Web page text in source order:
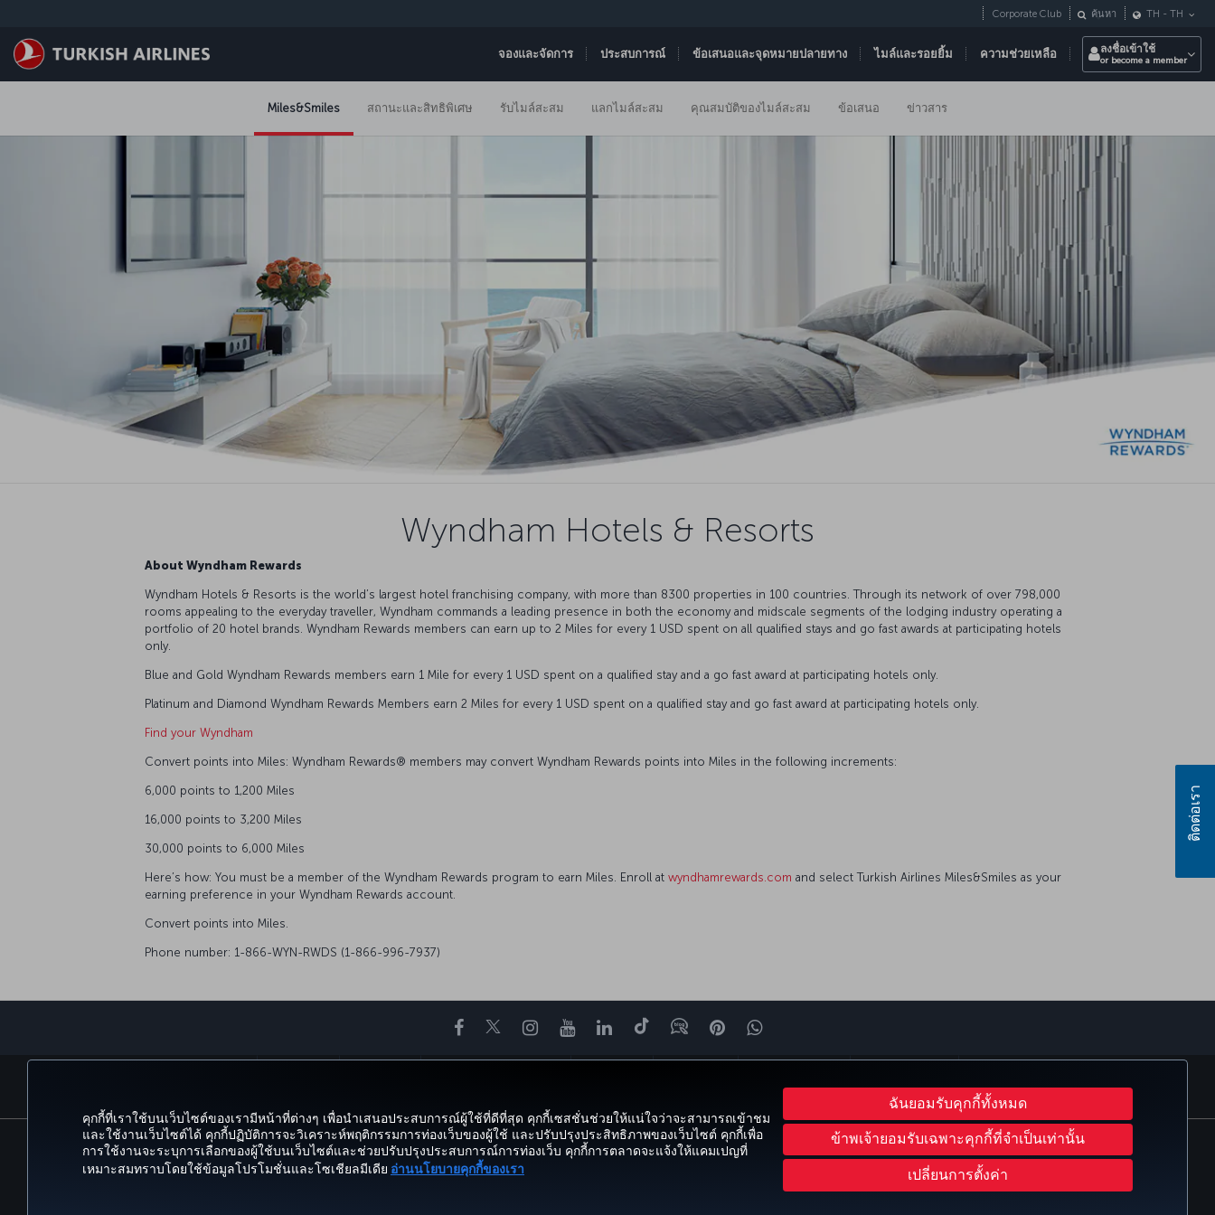
คุกกี้ที่เราใช้บนเว็บไซต์ของเรามีหน้าที่ต่างๆ เพื่อนำเสนอประสบการณ์ผู้ใช้ที่ดีที่สุด คุกกี้เซสชั่นช่วยให้แน่ใจว่าจะสามารถเข้าชม
และใช้งานเว็บไซต์ได้ คุกกี้ปฏิบัติการจะวิเคราะห์พฤติกรรมการท่องเว็บของผู้ใช้ และปรับปรุงประสิทธิภาพของเว็บไซต์ คุกกี้เพื่อ
การใช้งานจะระบุการเลือกของผู้ใช้บนเว็บไซต์และช่วยปรับปรุงประสบการณ์การท่องเว็บ คุกกี้การตลาดจะแจ้งให้แคมเปญที่
เหมาะสมทราบโดยใช้ข้อมูลโปรโมชั่นและโซเชียลมีเดีย อ่านนโยบายคุกกี้ของเรา
ฉันยอมรับคุกกี้ทั้งหมด
ข้าพเจ้ายอมรับเฉพาะคุกกี้ที่จำเป็นเท่านั้น
เปลี่ยนการตั้งค่า
จองและจัดการ ประสบการณ์ ข้อเสนอและจุดหมายปลายทาง ไมล์และรอยยิ้ม ความช่วยเหลือ
Corporate Club ค้นหา TH - TH
ลงชื่อเข้าใช้
or become a member
Miles&Smiles สถานะและสิทธิพิเศษ รับไมล์สะสม แลกไมล์สะสม คุณสมบัติของไมล์สะสม ข้อเสนอ ข่าวสาร
Wyndham Hotels & Resorts
About Wyndham Rewards
Wyndham Hotels & Resorts is the world’s largest hotel franchising company, with more than 8300 properties in 100 countries. Through its network of over 798,000
rooms appealing to the everyday traveller, Wyndham commands a leading presence in both the economy and midscale segments of the lodging industry operating a
portfolio of 20 hotel brands. Wyndham Rewards members can earn up to 2 Miles for every 1 USD spent on all qualified stays and go fast awards at participating hotels
only.
Blue and Gold Wyndham Rewards members earn 1 Mile for every 1 USD spent on a qualified stay and a go fast award at participating hotels only.
Platinum and Diamond Wyndham Rewards Members earn 2 Miles for every 1 USD spent on a qualified stay and go fast award at participating hotels only.
Find your Wyndham
Convert points into Miles: Wyndham Rewards® members may convert Wyndham Rewards points into Miles in the following increments:
6,000 points to 1,200 Miles
16,000 points to 3,200 Miles
30,000 points to 6,000 Miles
Here’s how: You must be a member of the Wyndham Rewards program to earn Miles. Enroll at wyndhamrewards.com and select Turkish Airlines Miles&Smiles as your
earning preference in your Wyndham Rewards account.
Convert points into Miles.
Phone number: 1-866-WYN-RWDS (1-866-996-7937)
Facebook
TwitterInstagram
YouTubeLinkedIn
Tiktokบล็อกพินเทอเรสต์
Whatsapp
CORPORATE CLUB TURKISH AIRLINES
การจัดบริการให้ทั่วถึง นโยบายความเป็นส่วนตัวและคุกกี้ ประกาศทางกฎหมาย สิทธิ์ของผู้โดยสาร เปลี่ยนการตั้งค่าคุกกี้ แผนการให้บริการลูกค้าของ US DOT
สิทธิเจ้าของข้อมูลแห่งสหภาพยุโรป
ติดต่อเรา